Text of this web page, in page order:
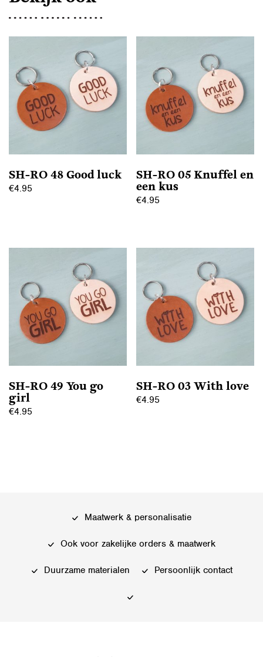
SH-RO 48 Good luck
€4.95
Deze
optie
kan
gekozen
worden
productpagina
SH-RO 05 Knuffel en
een kus
€4.95
variaties.
Deze
optie
kan
gekozen
de
productpagina
SH-RO 49 You go
girl
€4.95
worden
SH-RO 03 With love
€4.95
optie
gekozen
op
Maatwerk & personalisatie
Ook voor zakelijke orders & maatwerk
Duurzame materialen Persoonlijk contact